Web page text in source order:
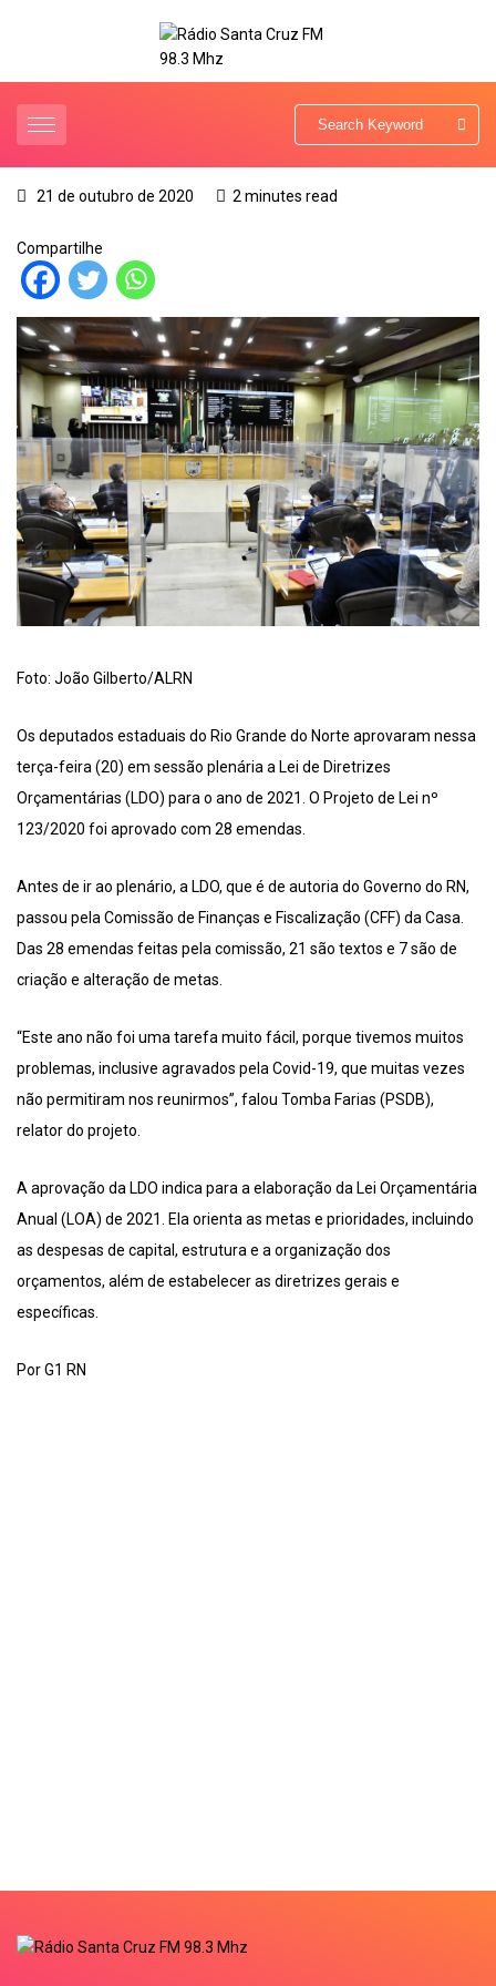
21 de outubro de 2020 2 minutes read
Compartilhe
Foto: João Gilberto/ALRN
Os deputados estaduais do Rio Grande do Norte aprovaram nessa
terça-feira (20) em sessão plenária a Lei de Diretrizes
Orçamentárias (LDO) para o ano de 2021. O Projeto de Lei nº
123/2020 foi aprovado com 28 emendas.
Antes de ir ao plenário, a LDO, que é de autoria do Governo do RN,
passou pela Comissão de Finanças e Fiscalização (CFF) da Casa.
Das 28 emendas feitas pela comissão, 21 são textos e 7 são de
criação e alteração de metas.
“Este ano não foi uma tarefa muito fácil, porque tivemos muitos
problemas, inclusive agravados pela Covid-19, que muitas vezes
não permitiram nos reunirmos”, falou Tomba Farias (PSDB),
relator do projeto.
A aprovação da LDO indica para a elaboração da Lei Orçamentária
Anual (LOA) de 2021. Ela orienta as metas e prioridades, incluindo
as despesas de capital, estrutura e a organização dos
orçamentos, além de estabelecer as diretrizes gerais e
específicas.
Por G1 RN